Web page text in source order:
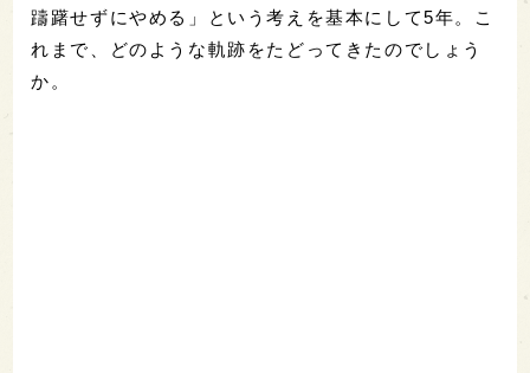
躊躇せずにやめる」という考えを基本にして5年。こ
れまで、どのような軌跡をたどってきたのでしょう
か。